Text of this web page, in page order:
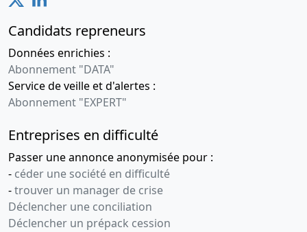
Candidats repreneurs
Données enrichies :
Abonnement "DATA"
Service de veille et d'alertes :
Abonnement "EXPERT"
Entreprises en difficulté
Passer une annonce anonymisée pour :
- céder une société en difficulté
-trouver un manager de crise
Déclencher une conciliation
Déclencher un prépack cession